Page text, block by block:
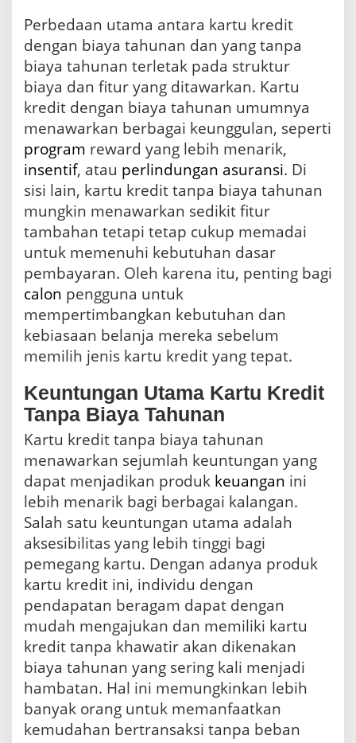
Perbedaan utama antara kartu kredit
dengan biaya tahunan dan yang tanpa
biaya tahunan terletak pada struktur
biaya dan fitur yang ditawarkan. Kartu
kredit dengan biaya tahunan umumnya
menawarkan berbagai keunggulan, seperti
program reward yang lebih menarik,
insentif, atau perlindungan asuransi. Di
sisi lain, kartu kredit tanpa biaya tahunan
mungkin menawarkan sedikit fitur
tambahan tetapi tetap cukup memadai
untuk memenuhi kebutuhan dasar
pembayaran. Oleh karena itu, penting bagi
calon pengguna untuk
mempertimbangkan kebutuhan dan
kebiasaan belanja mereka sebelum
memilih jenis kartu kredit yang tepat.
Keuntungan Utama Kartu Kredit
Tanpa Biaya Tahunan
Kartu kredit tanpa biaya tahunan
menawarkan sejumlah keuntungan yang
dapat menjadikan produk keuangan ini
lebih menarik bagi berbagai kalangan.
Salah satu keuntungan utama adalah
aksesibilitas yang lebih tinggi bagi
pemegang kartu. Dengan adanya produk
kartu kredit ini, individu dengan
pendapatan beragam dapat dengan
mudah mengajukan dan memiliki kartu
kredit tanpa khawatir akan dikenakan
biaya tahunan yang sering kali menjadi
hambatan. Hal ini memungkinkan lebih
banyak orang untuk memanfaatkan
kemudahan bertransaksi tanpa beban